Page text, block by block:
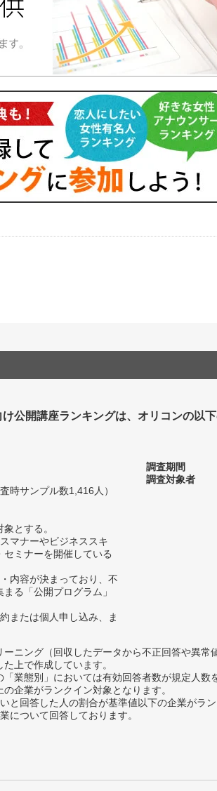
公開講座ランキングは、オリコンの以
時サンプル数1,416人）
とする。
マナーやビジネススキ
ミナーを開催している
内容が決まっており、不
る「公開プログラム」
または個人申し込み、ま
調査期間
調査対象者
ニング（回収したデータから不正回答や異常
上で作成しています。
業態別」においては有効回答者数が規定人
企業がランクイン対象となります。
回答した人の割合が基準値以下の企業がラン
について回答しております。